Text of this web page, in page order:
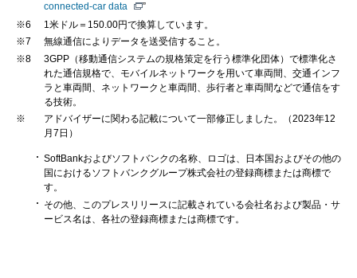
connected-car data
”
※6
1米ドル＝150.00円で換算しています。
※7
無線通信によりデータを送受信すること。
※8
3GPP（移動通信システムの規格策定を行う標準化団体）で標準化さ
れた通信規格で、モバイルネットワークを用いて車両間、交通インフ
ラと車両間、ネットワークと車両間、歩行者と車両間などで通信をす
る技術。
※
アドバイザーに関わる記載について一部修正しました。（2023年12
月7日）
SoftBankおよびソフトバンクの名称、ロゴは、日本国およびその他の
国におけるソフトバンクグループ株式会社の登録商標または商標で
す。
その他、このプレスリリースに記載されている会社名および製品・サ
ービス名は、各社の登録商標または商標です。